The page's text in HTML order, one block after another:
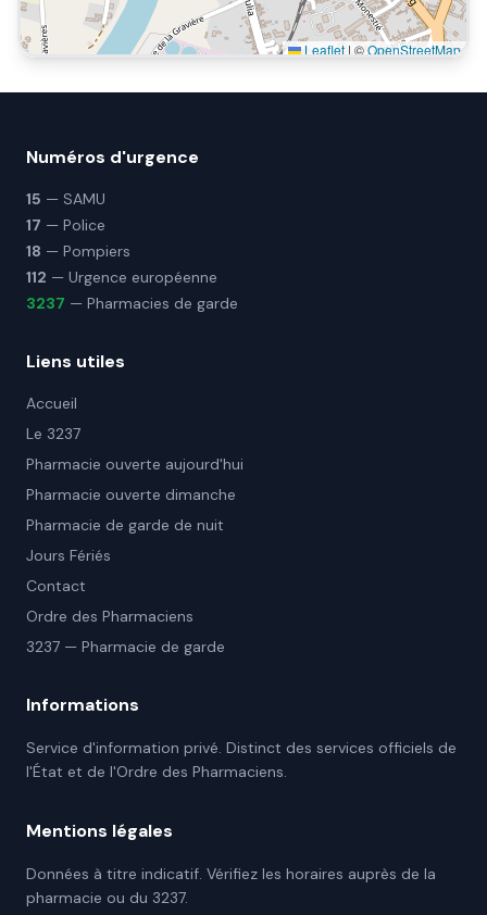
Leaflet | ©OpenStreetMap
Numéros d'urgence
15 — SAMU
17 — Police
18 — Pompiers
112 — Urgence européenne
3237 — Pharmacies de garde
Liens utiles
Accueil
Le 3237
Pharmacie ouverte aujourd'hui
Pharmacie ouverte dimanche
Pharmacie de garde de nuit
Jours Fériés
Contact
Ordre des Pharmaciens
3237 — Pharmacie de garde
Informations
Service d'information privé. Distinct des services officiels de
l'État et de l'Ordre des Pharmaciens.
Mentions légales
Données à titre indicatif. Vérifiez les horaires auprès de la
pharmacie ou du 3237.